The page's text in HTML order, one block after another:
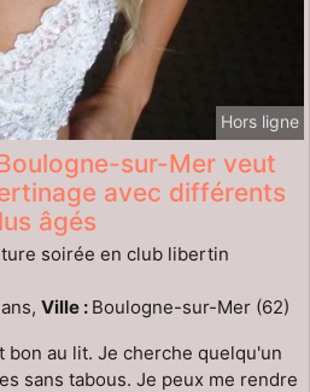
Hors ligne
sur-Mer veut
avec différents
âgés
soirée en club libertin
Ville : Boulogne-sur-Mer (62)
bon au lit. Je cherche quelqu'un
sans tabous. Je peux me rendre